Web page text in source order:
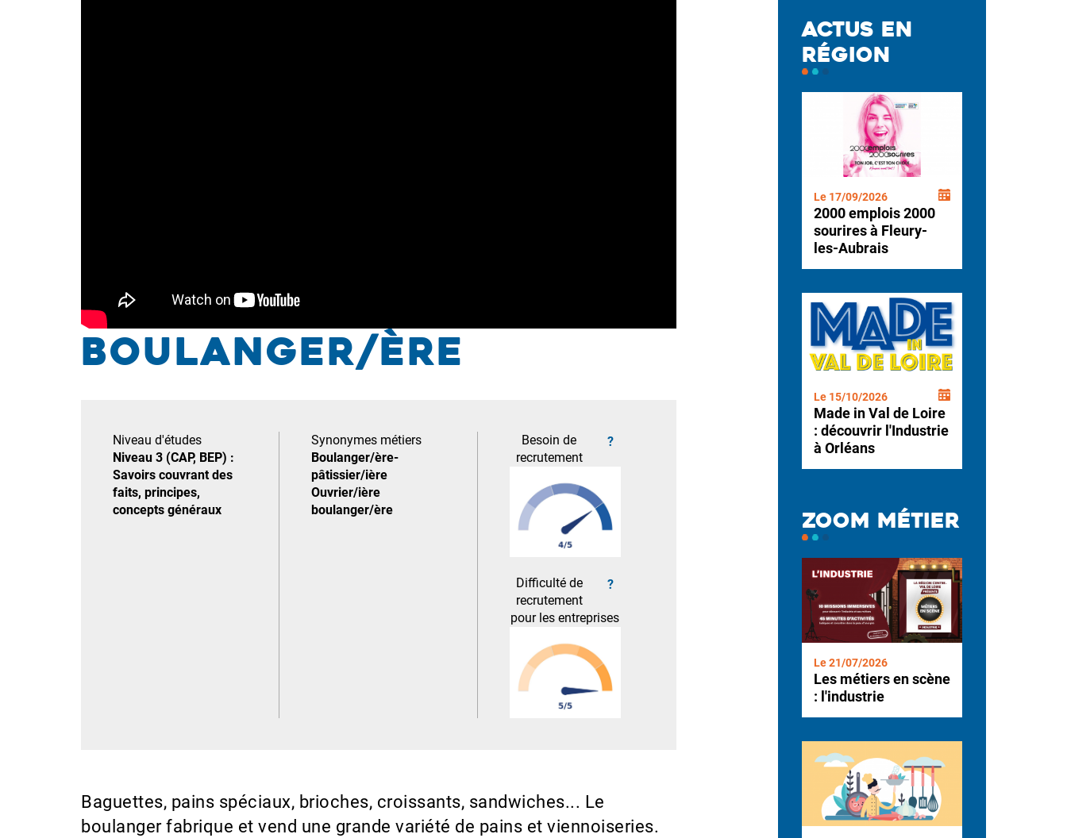
Boulanger/ère
Niveau d'études
Niveau 3 (CAP, BEP) :
Savoirs couvrant des
faits, principes,
concepts généraux
Synonymes métiers
Boulanger/ère-
pâtissier/ière
Ouvrier/ière
boulanger/ère
?
Besoin de
recrutement
?
Difficulté de
recrutement
pour les entreprises
Baguettes, pains spéciaux, brioches, croissants, sandwiches... Le
boulanger fabrique et vend une grande variété de pains et viennoiseries.
ACTUS EN
RÉGION
Le 17/09/2026
2000 emplois 2000
sourires à Fleury-
les-Aubrais
Le 15/10/2026
Made in Val de Loire
: découvrir l'Industrie
à Orléans
ZOOM MÉTIER
Le 21/07/2026
Les métiers en scène
: l'industrie